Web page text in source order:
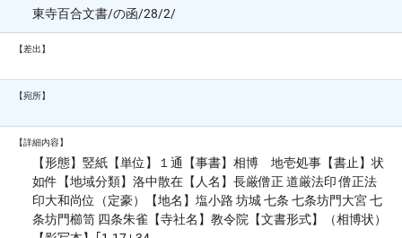
東寺百合文書/の函/28/2/
【差出】
【宛所】
【詳細内容】
【形態】竪紙【単位】１通【事書】相博 地壱処事【書止】状
如件【地域分類】洛中散在【人名】長厳僧正 道厳法印 僧正法
印大和尚位（定豪）【地名】塩小路 坊城 七条 七条坊門大宮 七
条坊門櫛笥 四条朱雀【寺社名】教令院【文書形式】（相博状）